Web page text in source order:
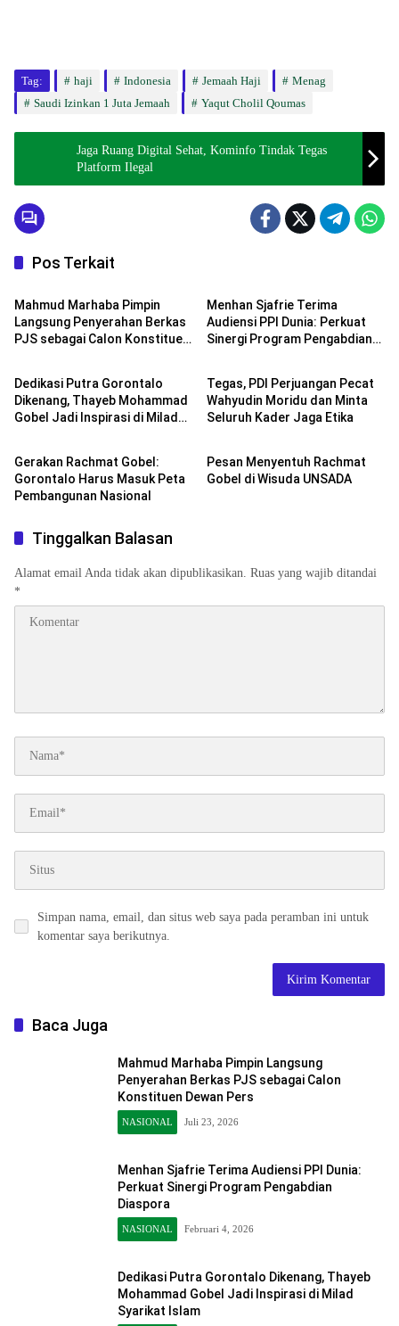
Tag: haji Indonesia Jemaah Haji
Menag
Saudi Izinkan 1 Juta Jemaah
Yaqut Cholil Qoumas
Jaga Ruang Digital Sehat, Kominfo Tindak Tegas
Platform Ilegal
Pos Terkait
NASIONAL
Mahmud Marhaba Pimpin
Langsung Penyerahan Berkas
PJS sebagai Calon Konstituen
Menhan Sjafrie Terima
Audiensi PPI Dunia: Perkuat
Sinergi Program Pengabdian
NASIONAL
Dedikasi Putra Gorontalo
Dikenang, Thayeb Mohammad
Gobel Jadi Inspirasi di Milad
NASIONAL
Tegas, PDI Perjuangan Pecat
Wahyudin Moridu dan Minta
Seluruh Kader Jaga Etika
NASIONAL
Gerakan Rachmat Gobel:
Gorontalo Harus Masuk Peta
Pembangunan Nasional
NASIONAL
Pesan Menyentuh Rachmat
Gobel di Wisuda UNSADA
Tinggalkan Balasan
Alamat email Anda tidak akan dipublikasikan. Ruas yang wajib ditandai
*
Simpan nama, email, dan situs web saya pada peramban ini untuk
komentar saya berikutnya.
Baca Juga
Mahmud Marhaba Pimpin Langsung
Penyerahan Berkas PJS sebagai Calon
Konstituen Dewan Pers
NASIONAL Juli 23, 2026
Menhan Sjafrie Terima Audiensi PPI Dunia:
Perkuat Sinergi Program Pengabdian
Diaspora
NASIONAL Februari 4, 2026
Dedikasi Putra Gorontalo Dikenang, Thayeb
Mohammad Gobel Jadi Inspirasi di Milad
Syarikat Islam